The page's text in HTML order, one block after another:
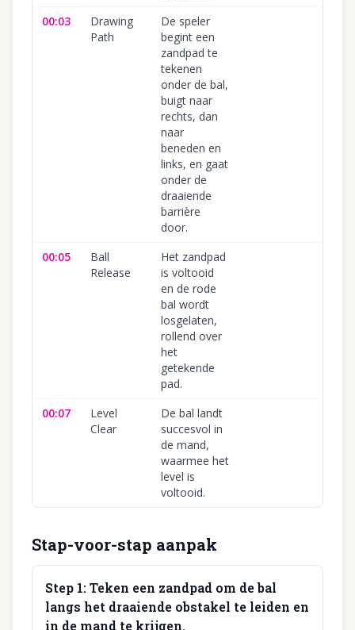
00:03
Drawing
Path
De speler
begint een
zandpad te
tekenen
onder de bal,
buigt naar
rechts, dan
naar
beneden en
links, en gaat
onder de
draaiende
barrière
door.
00:05
Ball
Release
Het zandpad
is voltooid
en de rode
bal wordt
losgelaten,
rollend over
het
getekende
pad.
00:07
Level
Clear
De bal landt
succesvol in
de mand,
waarmee het
level is
voltooid.
Stap-voor-stap aanpak
Step 1:Teken een zandpad om de bal
langs het draaiende obstakel te leiden en
in de mand te krijgen.